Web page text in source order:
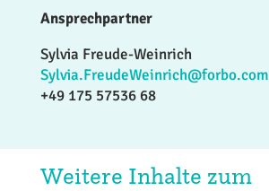
Ansprechpartner
Sylvia Freude-Weinrich
Sylvia.FreudeWeinrich@forbo.com
+49 175 57536 68
Weitere Inhalte zum